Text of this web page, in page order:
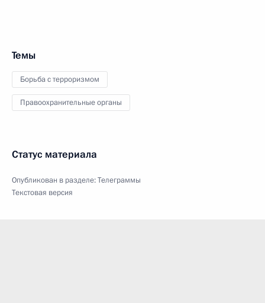
Темы
Борьба с терроризмом
Правоохранительные органы
Статус материала
Опубликован в разделе:Телеграммы
Текстовая версия